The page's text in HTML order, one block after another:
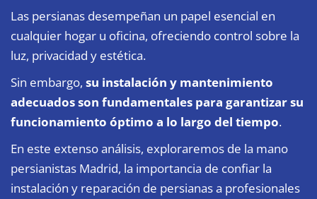
Las persianas desempeñan un papel esencial en
cualquier hogar u oficina, ofreciendo control sobre la
luz, privacidad y estética.
Sin embargo, su instalación y mantenimiento
adecuados son fundamentales para garantizar su
funcionamiento óptimo a lo largo del tiempo.
En este extenso análisis, exploraremos de la mano
persianistas Madrid, la importancia de confiar la
instalación y reparación de persianas a profesionales